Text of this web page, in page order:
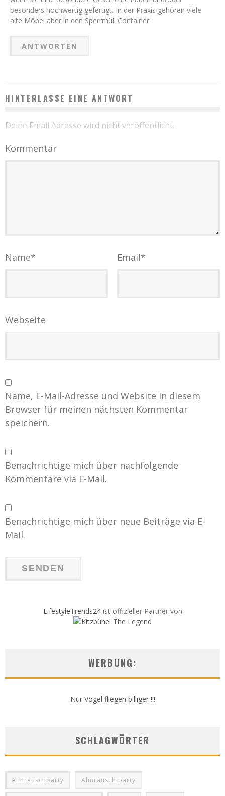
besonders hochwertig gefertigt. In der Praxis gehören viele
alte Möbel aber in den Sperrmüll Container.
ANTWORTEN
HINTERLASSE EINE ANTWORT
Deine Email Adresse wird nicht veröffentlicht.
Kommentar
Name* Email*
Webseite
Name, E-Mail-Adresse und Website in diesem
Browser für meinen nächsten Kommentar
speichern.
Benachrichtige mich über nachfolgende
Kommentare via E-Mail.
Benachrichtige mich über neue Beiträge via E-
Mail.
LifestyleTrends24ist offizieller Partner von
WERBUNG:
Nur Vögel fliegen billiger !!!
SCHLAGWÖRTER
Almrauschparty Almrausch party